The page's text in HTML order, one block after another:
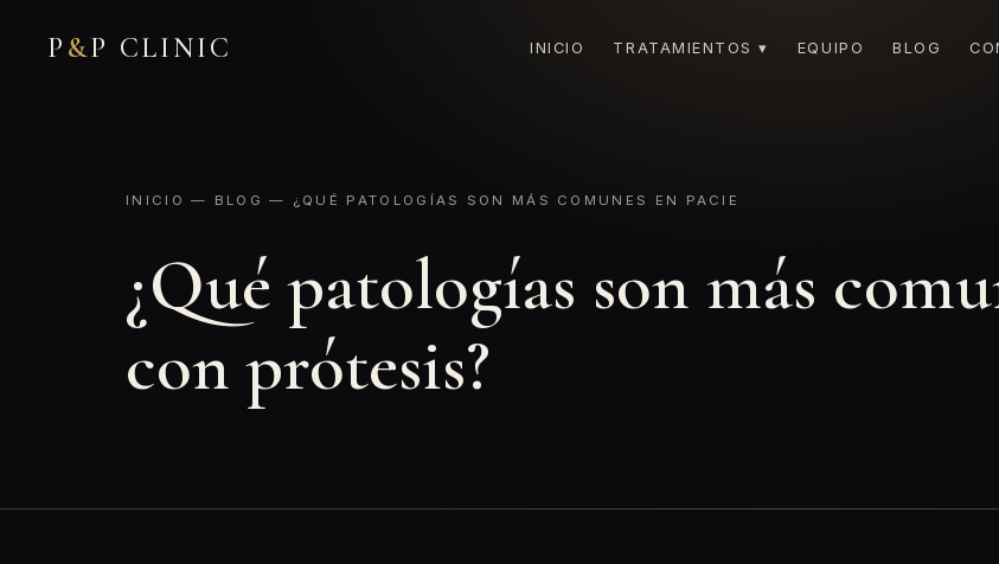
P &P CLINIC INICIO TRATAMIENTOS ▾ EQUIPO BLOG
INICIO — BLOG — ¿QUÉ PATOLOGÍAS SON MÁS COMUNES EN PACIE
¿Qué patologías son más
con prótesis?